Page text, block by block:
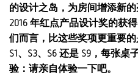
的设计之岛，为房间增添新
2016 年红点产品设计奖的获
们而言，比这些奖项更重要的
S1、S3、S6 还是 S9，每张
验：请亲自体验一下吧。